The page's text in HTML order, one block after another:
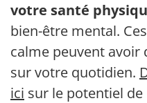
votre santé
bien-être mental.
calme peuvent avoir
sur votre quotidien.
ici sur le potentiel